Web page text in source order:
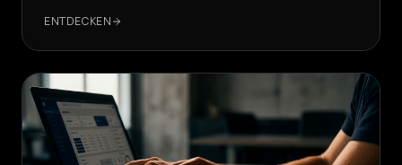
ENTDECKEN